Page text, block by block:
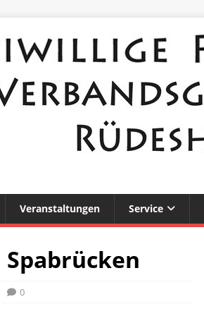
Veranstaltungen Service
0